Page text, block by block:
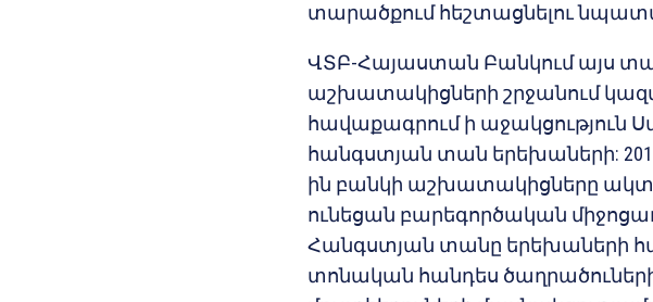
տարածքում հեշտացնելու
ՎՏԲ-Հայաստան Բանկում այս
աշխատակիցների շրջանում
հավաքագրում ի
հանգստյան տան երեխաների:
ին բանկի աշխատակիցները
ունեցան բարեգործական
Հանգստյան տանը երեխաների
տոնական հանդես